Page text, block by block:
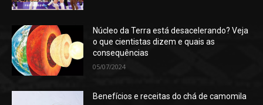
Núcleo da Terra está desacelerando? Veja
o que cientistas dizem e quais as
consequências
05/07/2024
Benefícios e receitas do chá de camomila